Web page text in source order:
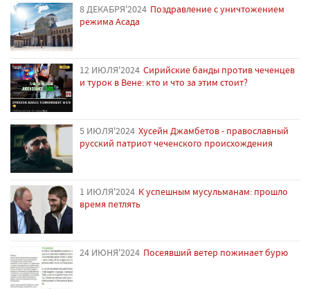
8 ДЕКАБРЯ'2024 Поздравление с уничтожением
режима Асада
12 ИЮЛЯ'2024 Сирийские банды против чеченцев
и турок в Вене: кто и что за этим стоит?
5 ИЮЛЯ'2024 Хусейн Джамбетов - православный
русский патриот чеченского происхождения
1 ИЮЛЯ'2024 К успешным мусульманам: прошло
время петлять
24 ИЮНЯ'2024 Посеявший ветер пожинает бурю